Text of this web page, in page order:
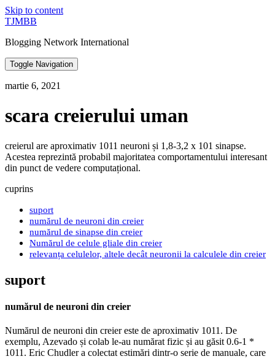
Skip to content
TJMBB
Blogging Network International
Toggle Navigation
martie 6, 2021
scara creierului uman
creierul are aproximativ 1011 neuroni și 1,8-3,2 x 101 sinapse.
Acestea reprezintă probabil majoritatea comportamentului interesant
din punct de vedere computațional.
cuprins
suport
numărul de neuroni din creier
numărul de sinapse din creier
Numărul de celule gliale din creier
relevanța celulelor, altele decât neuronii la calculele din creier
suport
numărul de neuroni din creier
Numărul de neuroni din creier este de aproximativ 1011. De
exemplu, Azevado și colab le-au numărat fizic și au găsit 0.6-1 *
1011. Eric Chudler a colectat estimări dintr-o serie de manuale, care